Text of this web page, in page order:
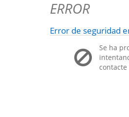
ERROR
Error de seguridad
Se ha